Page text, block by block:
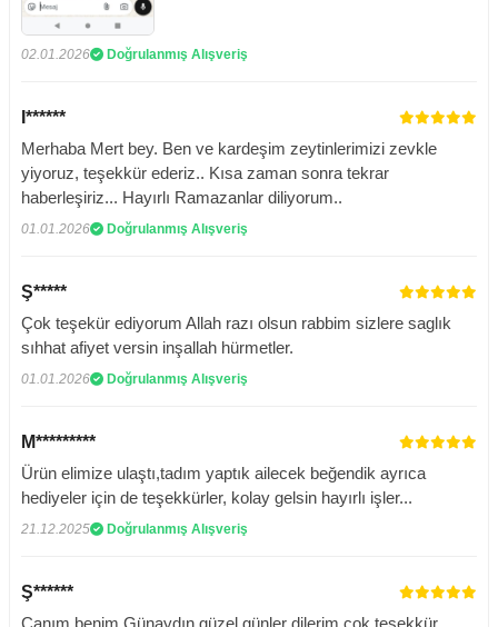
02.01.2026 Doğrulanmış Alışveriş
I******
Merhaba Mert bey. Ben ve kardeşim zeytinlerimizi zevkle
yiyoruz, teşekkür ederiz.. Kısa zaman sonra tekrar
haberleşiriz... Hayırlı Ramazanlar diliyorum..
01.01.2026 Doğrulanmış Alışveriş
Ş*****
Çok teşekür ediyorum Allah razı olsun rabbim sizlere saglık
sıhhat afiyet versin inşallah hürmetler.
01.01.2026 Doğrulanmış Alışveriş
M*********
Ürün elimize ulaştı,tadım yaptık ailecek beğendik ayrıca
hediyeler için de teşekkürler, kolay gelsin hayırlı işler...
21.12.2025 Doğrulanmış Alışveriş
Ş******